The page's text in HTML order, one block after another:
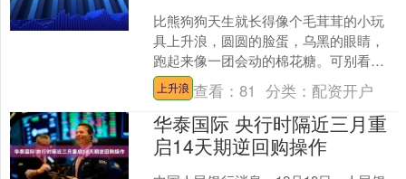
比熊狗狗天生就长得像个毛茸茸的小玩
具上升浪，圆圆的脸蛋，乌黑的眼睛，
跑起来像一团会动的棉花糖。可别看它
们可爱就觉得它们整天乐呵呵，其实比
熊也有自己的小情绪，特别....
上升浪 查看：81 分类： 配资开户
华泰国际 央行时隔近三月重
启14天期逆回购操作